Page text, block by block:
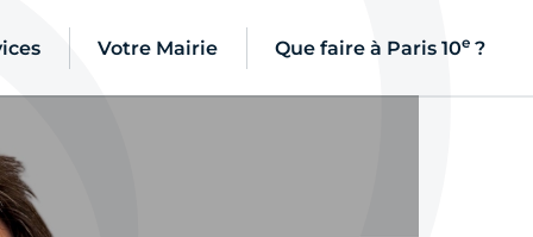
Votre Mairie Que faire à Paris 10e ?